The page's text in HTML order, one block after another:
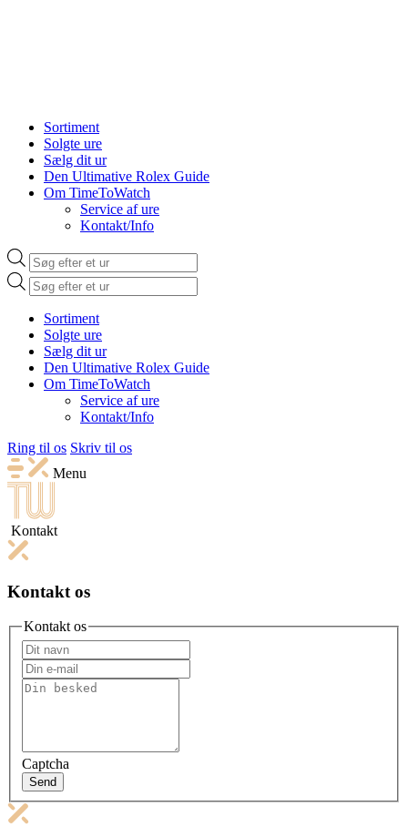
Sortiment
Solgte ure
Sælg dit ur
Den Ultimative Rolex Guide
Om TimeToWatch
Service af ure
Kontakt/Info
Products
search
Products
search
Sortiment
Solgte ure
Sælg dit ur
Den Ultimative Rolex Guide
Om TimeToWatch
Service af ure
Kontakt/Info
Ring til os Skriv til os
Menu
Kontakt
Kontakt os
Kontakt os
Captcha
Send